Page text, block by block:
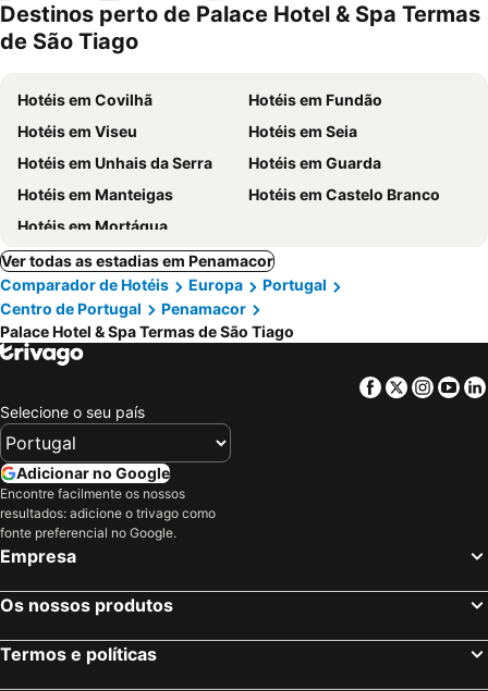
mento
Destinos perto de Palace Hotel & Spa Termas
de São Tiago
Hotéis em Covilhã
Hotéis em Fundão
Hotéis em Viseu
Hotéis em Seia
Hotéis em Unhais da Serra
Hotéis em Guarda
Hotéis em Manteigas
Hotéis em Castelo Branco
Hotéis em Mortágua
Ver todas as estadias em Penamacor
Comparador de Hotéis
Europa
Portugal
Centro de Portugal
Penamacor
Palace Hotel & Spa Termas de São Tiago
Facebook
Twitter
Selecione o seu país
Adicionar no Google
Encontre facilmente os nossos
resultados: adicione o trivago como
fonte preferencial no Google.
Empresa
Os nossos produtos
Termos e políticas